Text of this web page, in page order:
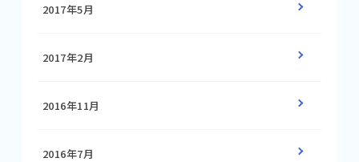
2017年5月
2017年2月
2016年11月
2016年7月